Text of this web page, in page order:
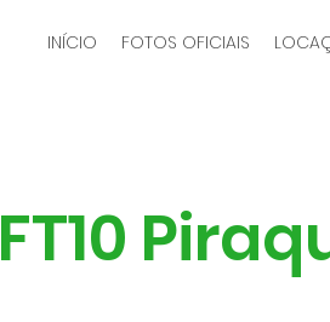
INÍCIO FOTOS OFICIAIS
FT10